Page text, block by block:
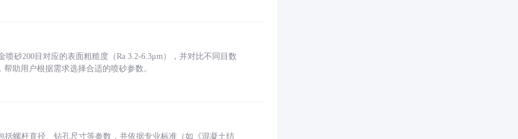
砂200目对应的表面粗糙度（Ra 3.2-6.3μm），并对比不同目数
助用户根据需求选择合适的喷砂参数。
螺杆直径、钻孔尺寸等参数，并依据专业标准（如《混凝土结